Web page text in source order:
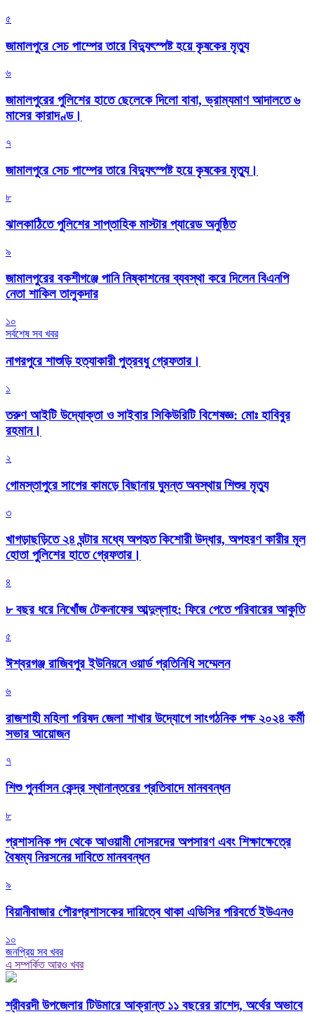
৫
জামালপুরে সেচ পাম্পের তারে বিদ্যুৎস্পষ্ট হয়ে কৃষকের মৃত্যু
৬
জামালপুরের পুলিশের হাতে ছেলেকে দিলো বাবা, ভ্রাম্যমাণ আদালতে ৬
মাসের কারাদণ্ড।
৭
জামালপুরে সেচ পাম্পের তারে বিদ্যুৎস্পষ্ট হয়ে কৃষকের মৃত্যু।
৮
‎ঝালকাঠিতে পুলিশের সাপ্তাহিক মাস্টার প্যারেড অনুষ্ঠিত
৯
জামালপুরের বকশীগঞ্জে পানি নিষ্কাশনের ব্যবস্থা করে দিলেন বিএনপি
নেতা শাকিল তালুকদার
১০
সর্বশেষ সব খবর
নাগরপুরে শাশুড়ি হত্যাকারী পুত্রবধু গ্রেফতার।
১
তরুণ আইটি উদ্যোক্তা ও সাইবার সিকিউরিটি বিশেষজ্ঞ: মোঃ হাবিবুর
রহমান।
২
গোমস্তাপুরে সাপের কামড়ে বিছানায় ঘুমন্ত অবস্থায় শিশুর মৃত্যু
৩
খাগড়াছড়িতে ২৪ ঘন্টার মধ্যে অপহৃত কিশোরী উদ্ধার, অপহরণ কারীর মূল
হোতা পুলিশের হাতে গ্রেফতার।
৪
৮ বছর ধরে নিখোঁজ টেকনাফের আব্দুল্লাহ: ফিরে পেতে পরিবারের আকুতি
৫
ঈশ্বরগঞ্জ রাজিবপুর ইউনিয়নে ওয়ার্ড প্রতিনিধি সম্মেলন
৬
রাজশাহী মহিলা পরিষদ জেলা শাখার উদ্যোগে সাংগঠনিক পক্ষ ২০২৪ কর্মী
সভার আয়োজন
৭
শিশু পুনর্বাসন কেন্দ্র স্থানান্তরের প্রতিবাদে মানববন্ধন
৮
প্রশাসনিক পদ থেকে আওয়ামী দোসরদের অপসারণ এবং শিক্ষাক্ষেত্রে
বৈষম্য নিরসনের দাবিতে মানববন্ধন
৯
বিয়ানীবাজার পৌরপ্রশাসকের দায়িত্বে থাকা এডিসির পরিবর্তে ইউএনও
১০
জনপ্রিয় সব খবর
এ সম্পর্কিত আরও খবর
শ্রীবরদী উপজেলার টিউমারে আক্রান্ত ১১ বছরের রাশেদ, অর্থের অভাবে